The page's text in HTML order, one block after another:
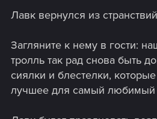
Лавк вернулся из
Загляните к нему в гости:
тролль так рад снова быть
сиялки и блестелки,
лучшее для самый любимый